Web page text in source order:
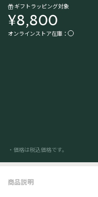
ギフトラッピング対象
¥8,800
オンラインストア在庫：
・価格は税込価格です。
商品説明